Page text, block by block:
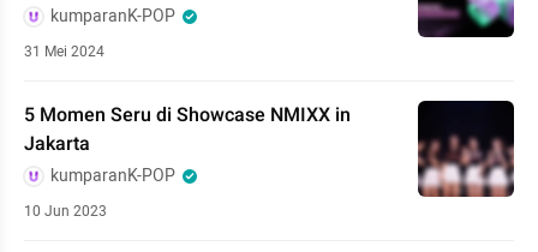
kumparanK-POP
31 Mei 2024
5 Momen Seru di Showcase NMIXX in
Jakarta
kumparanK-POP
10 Jun 2023